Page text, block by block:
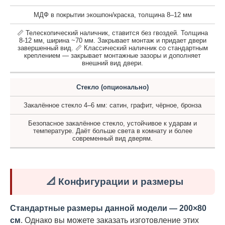
МДФ в покрытии экошпон/краска, толщина 8–12 мм
📏 Телескопический наличник, ставится без гвоздей. Толщина
8-12 мм, ширина ~70 мм. Закрывает монтаж и придает двери
завершенный вид. 📏 Классический наличник со стандартным
креплением — закрывает монтажные зазоры и дополняет
внешний вид двери.
Стекло (опционально)
Закалённое стекло 4–6 мм: сатин, графит, чёрное, бронза
Безопасное закалённое стекло, устойчивое к ударам и
температуре. Даёт больше света в комнату и более
современный вид дверям.
📐 Конфигурации и размеры
Стандартные размеры данной модели — 200×80
см. Однако вы можете заказать изготовление этих